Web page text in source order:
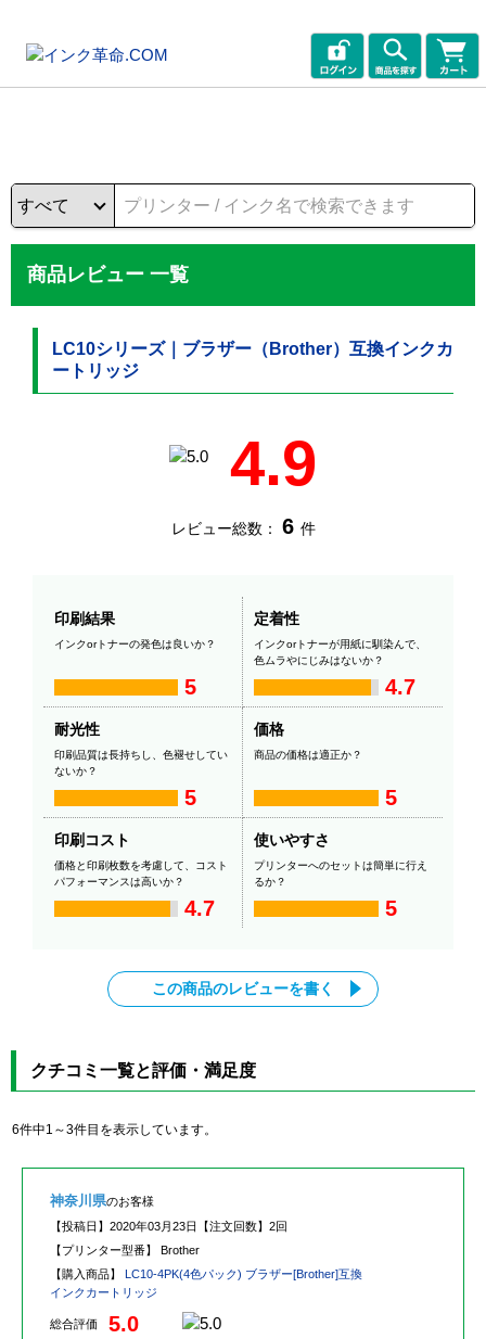
商品レビュー 一覧
LC10シリーズ｜ブラザー（Brother）互換インクカ
ートリッジ
4.9
レビュー総数： 6 件
印刷結果
インクorトナーの発色は良いか？
5
定着性
インクorトナーが用紙に馴染んで、
色ムラやにじみはないか？
4.7
耐光性
印刷品質は長持ちし、色褪せしてい
ないか？
5
価格
商品の価格は適正か？
5
印刷コスト
価格と印刷枚数を考慮して、コスト
パフォーマンスは高いか？
4.7
使いやすさ
プリンターへのセットは簡単に行え
るか？
5
この商品のレビューを書く
クチコミ一覧と評価・満足度
6件中1～3件目を表示しています。
神奈川県のお客様
【投稿日】 2020年03月23日 【注文回数】 2回
【プリンター型番】 Brother
【購入商品】 LC10-4PK(4色パック) ブラザー[Brother]互換
インクカートリッジ
総合評価 5.0